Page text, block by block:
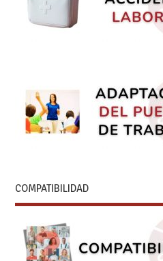
COMPATIBILIDAD